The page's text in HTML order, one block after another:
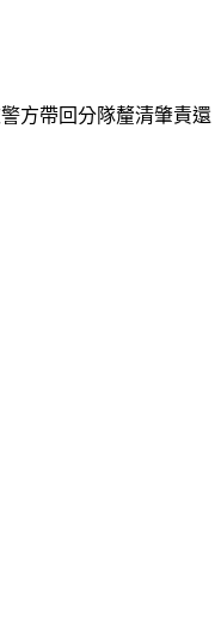
方帶回分隊釐清肇責還